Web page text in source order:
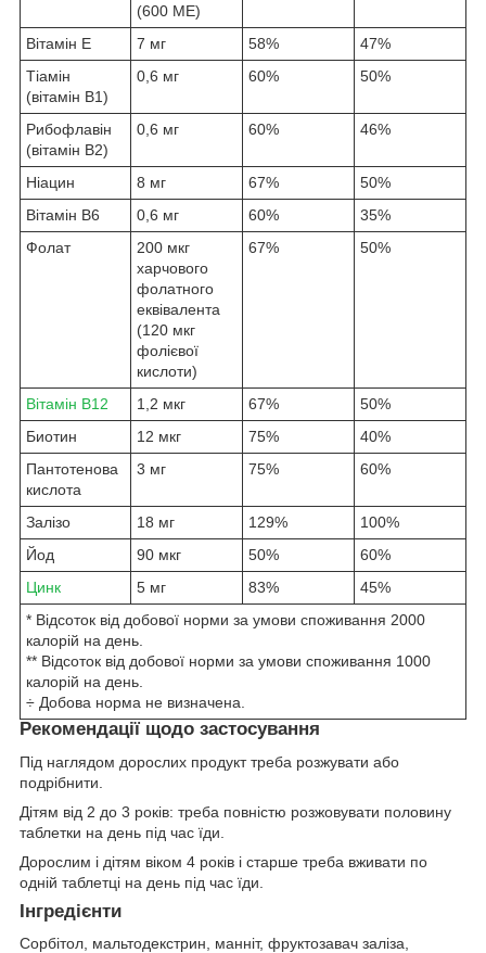
(600 МЕ)
Вітамін E 7 мг 58%
47%
Тіамін
(вітамін B1)
0,6 мг 60% 50%
Рибофлавін
(вітамін B2)
0,6 мг 60% 46%
Ніацин 8 мг 67%
50%
Вітамін B6
0,6 мг 60%
35%
Фолат
200 мкг
харчового
фолатного
еквівалента
(120 мкг
фолієвої
кислоти)
67% 50%
Вітамін B12 1,2 мкг 67%
50%
Биотин
12 мкг 75%
40%
Пантотенова
кислота
3 мг 75% 60%
Залізо 18 мг 129%
100%
Йод
90 мкг 50%
60%
Цинк
5 мг 83%
45%
* Відсоток від добової норми за умови споживання 2000
калорій на день.
** Відсоток від добової норми за умови споживання 1000
калорій на день.
÷ Добова норма не визначена.
Рекомендації щодо застосування
Під наглядом дорослих продукт треба розжувати або
подрібнити.
Дітям від 2 до 3 років: треба повністю розжовувати половину
таблетки на день під час їди.
Дорослим і дітям віком 4 років і старше треба вживати по
одній таблетці на день під час їди.
Інгредієнти
Сорбітол, мальтодекстрин, манніт, фруктозавач заліза,